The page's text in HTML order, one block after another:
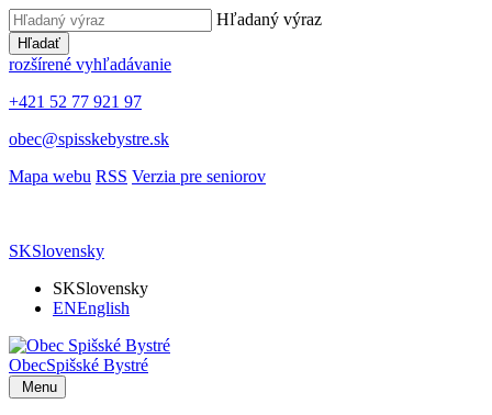
Hľadaný výraz
Hľadať
rozšírené vyhľadávanie
+421 52 77 921 97
obec@spisskebystre.sk
Mapa webu RSS Verzia pre seniorov
SKSlovensky
SKSlovensky
ENEnglish
ObecSpišské Bystré
Menu